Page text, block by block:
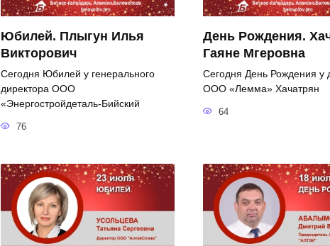
Юбилей. Плыгун Илья
Викторович
Сегодня Юбилей у генерального
директора ООО
«Энергостройдеталь-Бийский
76
День Рождения.
Гаяне Мгеровна
Сегодня День Рождения у
ООО «Лемма» Хачатрян
64